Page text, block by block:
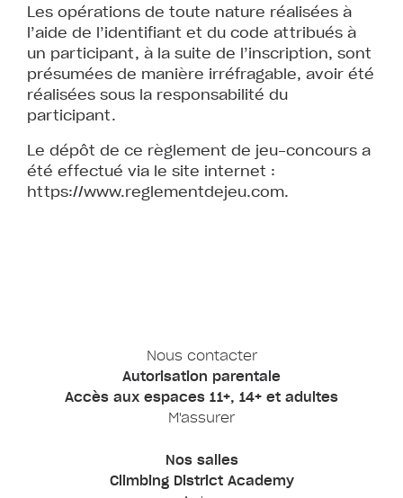
Les opérations de toute nature réalisées à
l’aide de l’identifiant et du code attribués à
un participant, à la suite de l’inscription, sont
présumées de manière irréfragable, avoir été
réalisées sous la responsabilité du
participant.
Le dépôt de ce règlement de jeu-concours a
été effectué via le site internet :
https://www.reglementdejeu.com.
Nous contacter
Autorisation parentale
Accès aux espaces 11+, 14+ et adultes
M'assurer
Nos salles
Climbing District Academy